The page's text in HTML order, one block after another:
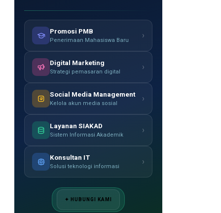
Promosi PMB
Penerimaan Mahasiswa Baru ›
Digital Marketing
Strategi pemasaran digital ›
Social Media Management
Kelola akun media sosial ›
Layanan SIAKAD
Sistem Informasi Akademik ›
Konsultan IT
Solusi teknologi informasi ›
✦ HUBUNGI KAMI